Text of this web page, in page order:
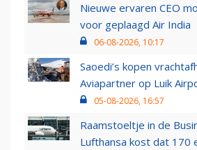
Nieuwe ervaren CEO
voor geplaagd Air India
06-08-2026, 10:17
Saoedi’s kopen
Aviapartner op Luik
05-08-2026, 16:57
Raamstoeltje in de
Lufthansa kost dat 170